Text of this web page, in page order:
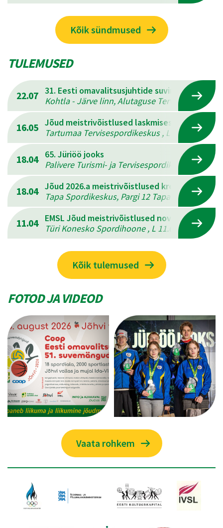
Kõik sündmused
TULEMUSED
22.07 31. Eesti omavalitsusjuhtide suvine
Kohtla - Järve linn, Alutaguse
16.05 Jõud meistrivõistlused laskmises
Tartumaa Tervisespordikeskus , L 16.05.2026 -
18.04
65. Jüriöö jooks
Palivere Turismi- ja Tervisespordikeskus , L
18.04 Jõud 2026.a meistrivõistlused kreeka-rooma
Tapa Spordikeskus, Pargi 12 Tapal , L
11.04
EMSL Jõud meistrivõistlused novuses
Türi Konesko Spordihoone , L 11.04.2026 - P
Kõik tulemused
FOTOD JA VIDEOD
Vaata rohkem